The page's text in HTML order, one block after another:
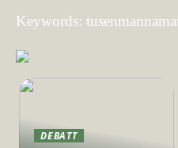
Keywords:
DEBATT